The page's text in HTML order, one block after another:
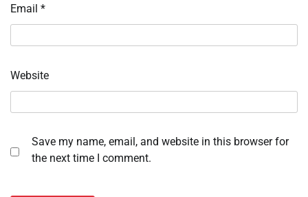
Email *
Website
Save my name, email, and website in this browser for
the next time I comment.